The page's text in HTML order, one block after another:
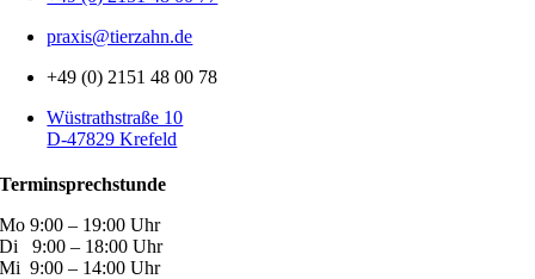
praxis@tierzahn.de
+49 (0) 2151 48 00 78
Wüstrathstraße 10
D-47829 Krefeld
Terminsprechstunde
Mo 9:00 – 19:00 Uhr
Di 9:00 – 18:00 Uhr
Mi 9:00 – 14:00 Uhr